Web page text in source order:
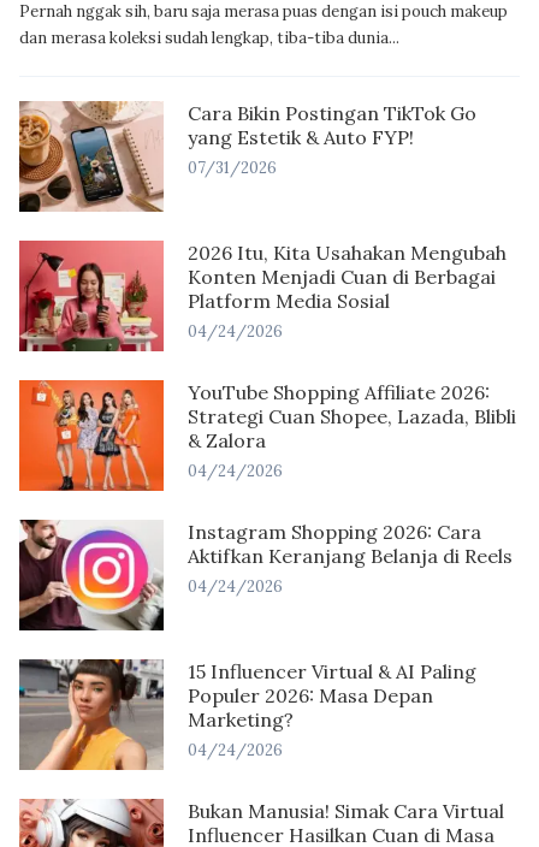
Pernah nggak sih, baru saja merasa puas dengan isi pouch makeup
dan merasa koleksi sudah lengkap, tiba-tiba dunia...
Cara Bikin Postingan TikTok Go
yang Estetik & Auto FYP!
07/31/2026
2026 Itu, Kita Usahakan Mengubah
Konten Menjadi Cuan di Berbagai
Platform Media Sosial
04/24/2026
YouTube Shopping Affiliate 2026:
Strategi Cuan Shopee, Lazada, Blibli
& Zalora
04/24/2026
Instagram Shopping 2026: Cara
Aktifkan Keranjang Belanja di Reels
04/24/2026
15 Influencer Virtual & AI Paling
Populer 2026: Masa Depan
Marketing?
04/24/2026
Bukan Manusia! Simak Cara Virtual
Influencer Hasilkan Cuan di Masa